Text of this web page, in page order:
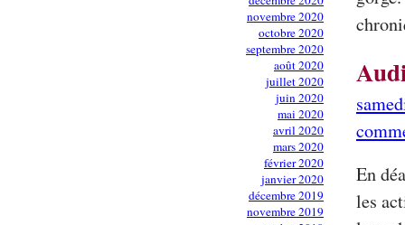
novembre 2020
octobre 2020
septembre 2020
août 2020
juillet 2020
juin 2020
mai 2020
avril 2020
mars 2020
février 2020
janvier 2020
décembre 2019
novembre 2019
En
les